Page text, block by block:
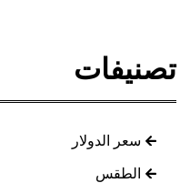
تصنيفات
سعر الدولار
الطقس